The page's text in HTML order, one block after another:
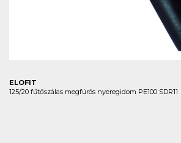
ELOFIT
125/20 fűtőszálas megfúrós nyeregidom PE100 SDR11